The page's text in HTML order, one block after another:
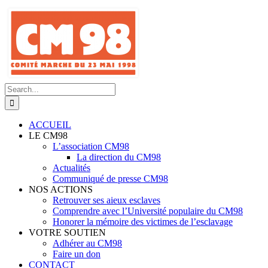
Skip
content
Search
for:
ACCUEIL
LE CM98
L’association CM98
La direction du CM98
Actualités
Communiqué de presse CM98
NOS ACTIONS
Retrouver ses aieux esclaves
Comprendre avec l’Université populaire du CM98
Honorer la mémoire des victimes de l’esclavage
VOTRE SOUTIEN
Adhérer au CM98
Faire un don
CONTACT